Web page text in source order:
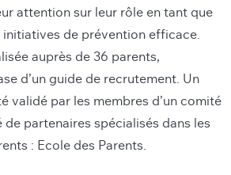
attention sur leur rôle en tant que
initiatives de prévention efficace.
auprès de 36 parents,
d’un guide de recrutement. Un
validé par les membres d’un comité
partenaires spécialisés dans les
: Ecole des Parents.